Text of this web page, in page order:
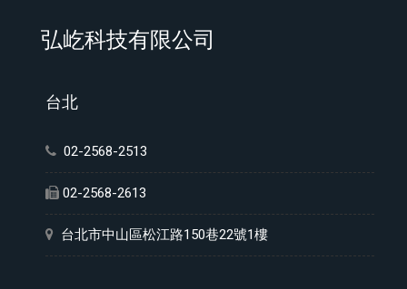
弘屹科技有限公司
台北
02-2568-2513
02-2568-2613
台北市中山區松江路150巷22號1樓